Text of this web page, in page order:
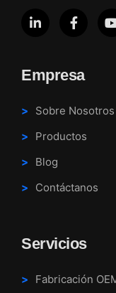
Empresa
Sobre Nosotros
Productos
Blog
Contáctanos
Servicios
Fabricación